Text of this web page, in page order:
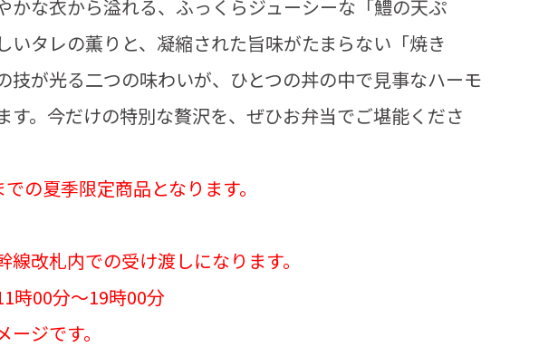
かな衣から溢れる、ふっくらジューシーな「鱧の天ぷ
いタレの薫りと、凝縮された旨味がたまらない「焼き
技が光る二つの味わいが、ひとつの丼の中で見事なハーモ
す。今だけの特別な贅沢を、ぜひお弁当でご堪能くださ
の夏季限定商品となります。
改札内での受け渡しになります。
時00分～19時00分
ジです。